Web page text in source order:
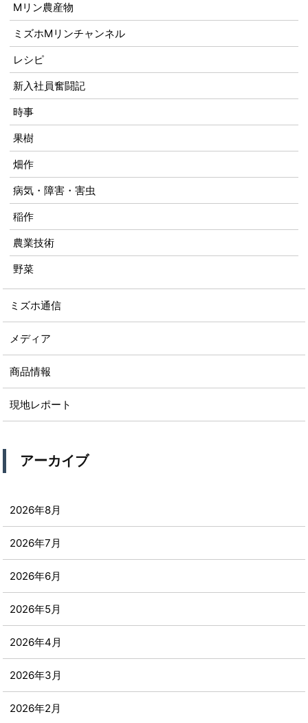
Mリン農産物
ミズホMリンチャンネル
レシピ
新入社員奮闘記
時事
果樹
畑作
病気・障害・害虫
稲作
農業技術
野菜
ミズホ通信
メディア
商品情報
現地レポート
アーカイブ
2026年8月
2026年7月
2026年6月
2026年5月
2026年4月
2026年3月
2026年2月